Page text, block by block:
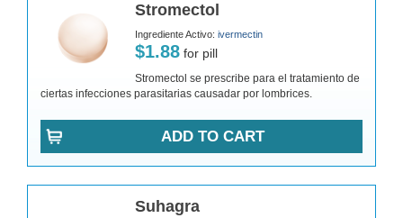
Stromectol
Ingrediente Activo: ivermectin
$1.88 for pill
Stromectol se prescribe para el tratamiento de
ciertas infecciones parasitarias causadar por lombrices.
ADD TO CART
Suhagra